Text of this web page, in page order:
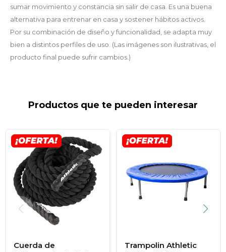
sumar movimiento y constancia sin salir de casa. Es una buena
alternativa para entrenar en casa y sostener hábitos activos.
Por su combinación de diseño y funcionalidad, se adapta muy
bien a distintos perfiles de uso. (Las imágenes son ilustrativas, el
producto final puede sufrir cambios.)
Productos que te pueden interesar
Cuerda de
Trampolin Athletic